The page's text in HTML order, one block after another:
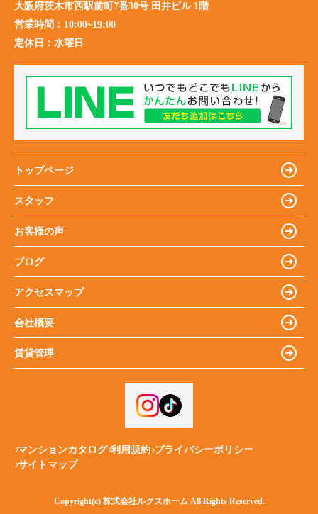
大阪府茨木市西駅前町7番30号 田井ビル 1階
営業時間： 10:00~19:00
定休日： 水曜日
トップページ
スタッフ
お客様の声
ブログ
アクセスマップ
会社概要
賃貸管理
マンションカタログ 利用規約 プライバシーポリシー
サイトマップ
Copyright(c) 株式会社ルクスホーム All Rights Reserved.